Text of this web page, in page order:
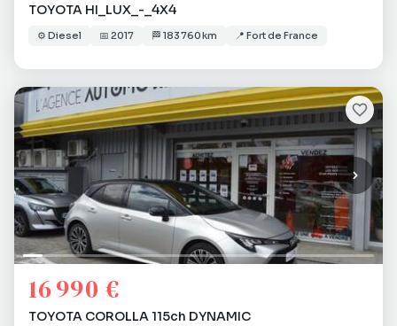
TOYOTA HI_LUX_-_4X4
⚙️ Diesel 📅 2017 🏁 183 760 km 📍 Fort de France
16 990 €
TOYOTA COROLLA 115ch DYNAMIC